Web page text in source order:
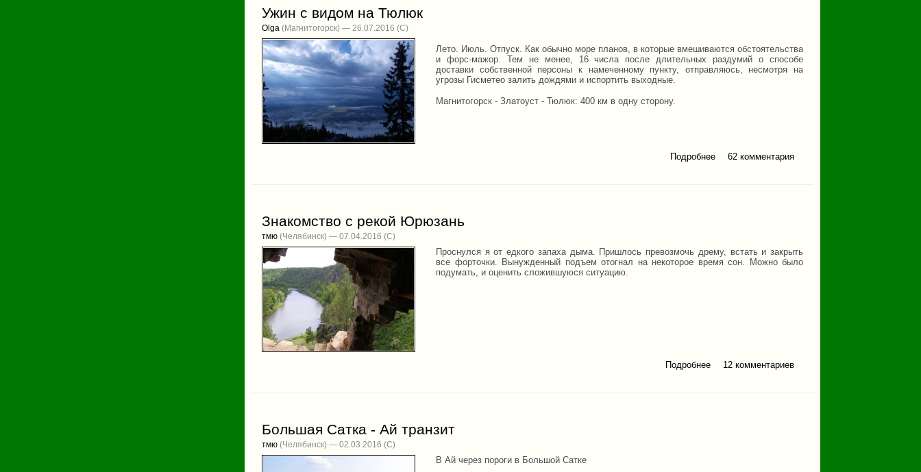
Ужин с видом на Тюлюк
Olga (Магнитогорск) — 26.07.2016
Лето. Июль. Отпуск. Как обычно море планов, в которые вмешиваются обстоятельства
и форс-мажор. Тем не менее, 16 числа после длительных раздумий о способе
доставки собственной персоны к намеченному пункту, отправляюсь, несмотря на
угрозы Гисметео залить дождями и испортить выходные.
Магнитогорск - Златоуст - Тюлюк: 400 км в одну сторону.
Подробнее
о Ужин с видом на
62 комментария
Знакомство с рекой Юрюзань
тмю (Челябинск) — 07.04.2016
Проснулся я от едкого запаха дыма. Пришлось превозмочь дрему, встать и закрыть
все форточки. Вынужденный подъем отогнал на некоторое время сон. Можно было
подумать, и оценить сложившуюся ситуацию.
Подробнее
о Знакомство с рекой
12 комментариев
Большая Сатка - Ай транзит
тмю (Челябинск) — 02.03.2016
В Ай через пороги в Большой Сатке